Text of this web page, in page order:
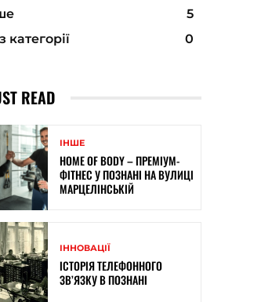
5
категорії
0
READ
ІНШЕ
HOME OF BODY – ПРЕМІУМ-
ФІТНЕС У ПОЗНАНІ НА ВУЛИЦІ
МАРЦЕЛІНСЬКІЙ
ІННОВАЦІЇ
ІСТОРІЯ ТЕЛЕФОННОГО
ЗВ’ЯЗКУ В ПОЗНАНІ